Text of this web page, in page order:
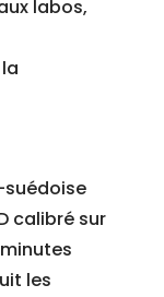
labos,
calibré sur
les